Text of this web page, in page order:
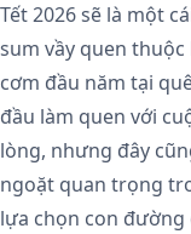
Tết 2026 sẽ là một
sum vầy quen
cơm đầu năm tại
đầu làm quen với
lòng, nhưng đây
ngoặt quan trọng
lựa chọn con đường